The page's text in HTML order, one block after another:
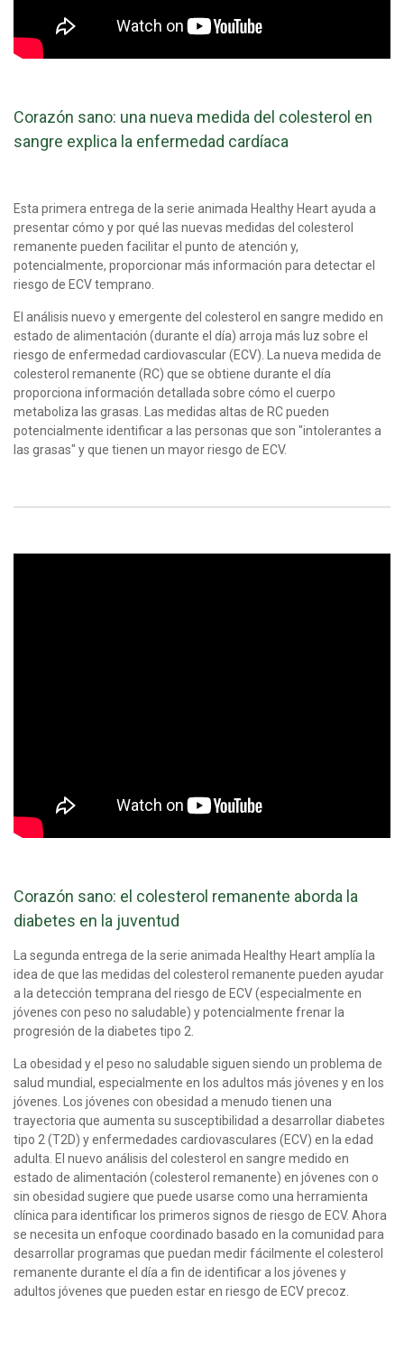
Corazón sano: una nueva medida del colesterol en
sangre explica la enfermedad cardíaca
Esta primera entrega de la serie animada Healthy Heart ayuda a
presentar cómo y por qué las nuevas medidas del colesterol
remanente pueden facilitar el punto de atención y,
potencialmente, proporcionar más información para detectar el
riesgo de ECV temprano.
El análisis nuevo y emergente del colesterol en sangre medido en
estado de alimentación (durante el día) arroja más luz sobre el
riesgo de enfermedad cardiovascular (ECV). La nueva medida de
colesterol remanente (RC) que se obtiene durante el día
proporciona información detallada sobre cómo el cuerpo
metaboliza las grasas. Las medidas altas de RC pueden
potencialmente identificar a las personas que son "intolerantes a
las grasas" y que tienen un mayor riesgo de ECV.
Corazón sano: el colesterol remanente aborda la
diabetes en la juventud
La segunda entrega de la serie animada Healthy Heart amplía la
idea de que las medidas del colesterol remanente pueden ayudar
a la detección temprana del riesgo de ECV (especialmente en
jóvenes con peso no saludable) y potencialmente frenar la
progresión de la diabetes tipo 2.
La obesidad y el peso no saludable siguen siendo un problema de
salud mundial, especialmente en los adultos más jóvenes y en los
jóvenes. Los jóvenes con obesidad a menudo tienen una
trayectoria que aumenta su susceptibilidad a desarrollar diabetes
tipo 2 (T2D) y enfermedades cardiovasculares (ECV) en la edad
adulta. El nuevo análisis del colesterol en sangre medido en
estado de alimentación (colesterol remanente) en jóvenes con o
sin obesidad sugiere que puede usarse como una herramienta
clínica para identificar los primeros signos de riesgo de ECV. Ahora
se necesita un enfoque coordinado basado en la comunidad para
desarrollar programas que puedan medir fácilmente el colesterol
remanente durante el día a fin de identificar a los jóvenes y
adultos jóvenes que pueden estar en riesgo de ECV precoz.